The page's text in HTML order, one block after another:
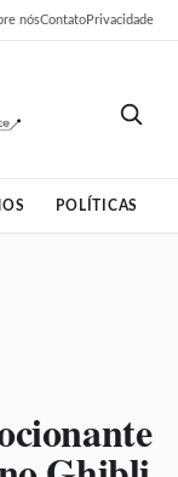
nósContatoPrivacidade
POLÍTICAS